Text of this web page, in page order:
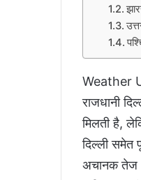
Weather
राजधानी
मिलती है,
दिल्ली समेत
अचानक तेज